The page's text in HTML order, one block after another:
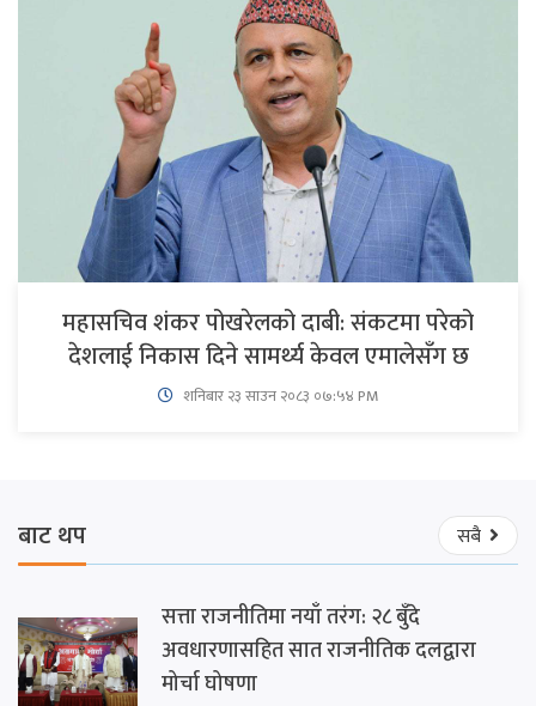
महासचिव शंकर पोखरेलको दाबी: संकटमा परेको
देशलाई निकास दिने सामर्थ्य केवल एमालेसँग छ
शनिबार २३ साउन २०८३ ०७:५४ PM
बाट थप सबै
सत्ता राजनीतिमा नयाँ तरंग: २८ बुँदे
अवधारणासहित सात राजनीतिक दलद्वारा
मोर्चा घोषणा